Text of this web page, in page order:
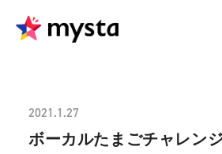
2021.1.27
ボーカルたまごチャレン